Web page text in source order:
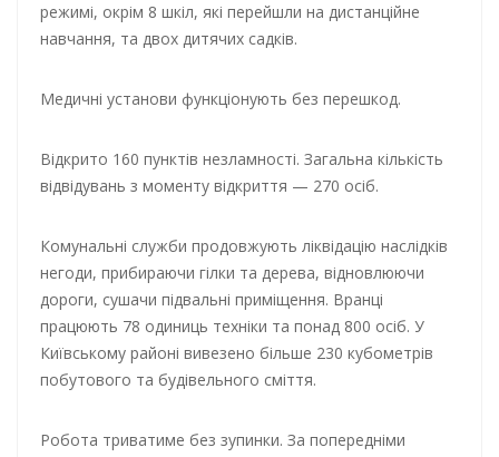
режимі, окрім 8 шкіл, які перейшли на дистанційне
навчання, та двох дитячих садків.
Медичні установи функціонують без перешкод.
Відкрито 160 пунктів незламності. Загальна кількість
відвідувань з моменту відкриття — 270 осіб.
Комунальні служби продовжують ліквідацію наслідків
негоди, прибираючи гілки та дерева, відновлюючи
дороги, сушачи підвальні приміщення. Вранці
працюють 78 одиниць техніки та понад 800 осіб. У
Київському районі вивезено більше 230 кубометрів
побутового та будівельного сміття.
Робота триватиме без зупинки. За попередніми